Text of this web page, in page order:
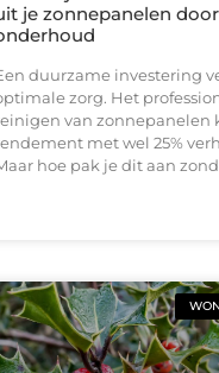
je zonnepanelen
duurzame investering
zorg. Het
van zonnepanelen
met wel 25%
hoe pak je dit aan